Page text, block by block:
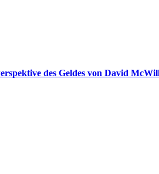
des Geldes von David